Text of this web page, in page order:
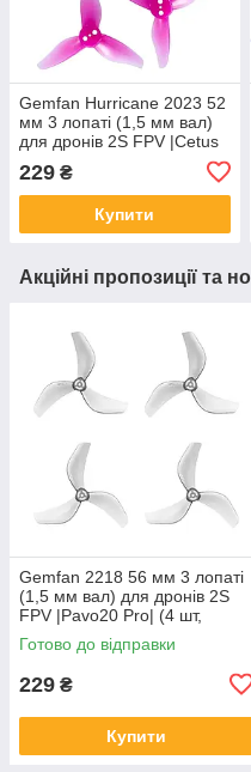
Gemfan Hurricane 2023 52
мм 3 лопаті (1,5 мм вал)
для дронів 2S FPV |Сetus
X, Meteor85, Mobula8|(4
шт, Roes Red)
229 ₴
Купити
Акційні пропозиції та
Gemfan 2218 56 мм 3 лопаті
(1,5 мм вал) для дронів 2S
FPV |Pavo20 Pro| (4 шт,
Transparent Grey)
Готово до відправки
229 ₴
Купити